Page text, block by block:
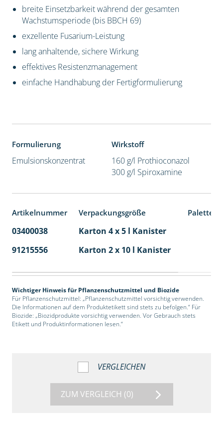
breite Einsetzbarkeit während der gesamten
Wachstumsperiode (bis BBCH 69)
exzellente Fusarium-Leistung
lang anhaltende, sichere Wirkung
effektives Resistenzmanagement
einfache Handhabung der Fertigformulierung
Formulierung
Emulsionskonzentrat
Wirkstoff
160 g/l Prothioconazol
300 g/l Spiroxamine
Artikelnummer Verpackungsgröße
03400038 Karton 4 x 5 l Kanister
91215556
Karton 2 x 10 l Kanister
Wichtiger Hinweis für Pflanzenschutzmittel und Biozide
Für Pflanzenschutzmittel: „Pflanzenschutzmittel vorsichtig verwenden.
Die Informationen auf dem Produktetikett sind stets zu befolgen.“ Für
Biozide: „Biozidprodukte vorsichtig verwenden. Vor Gebrauch stets
Etikett und Produktinformationen lesen.“
VERGLEICHEN
ZUM VERGLEICH (0)